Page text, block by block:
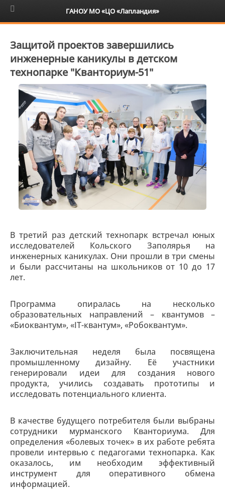
6+
Защитой проектов завершились
инженерные каникулы в детском
технопарке "Кванториум-51"
В третий раз детский технопарк встречал юных
исследователей Кольского Заполярья на
инженерных каникулах. Они прошли в три смены
и были рассчитаны на школьников от 10 до 17
лет.
Программа опиралась на несколько
образовательных направлений – квантумов –
«Биоквантум», «IT-квантум», «Робоквантум».
Заключительная неделя была посвящена
промышленному дизайну. Её участники
генерировали идеи для создания нового
продукта, учились создавать прототипы и
исследовать потенциального клиента.
В качестве будущего потребителя были выбраны
сотрудники мурманского Кванториума. Для
определения «болевых точек» в их работе ребята
провели интервью с педагогами технопарка. Как
оказалось, им необходим эффективный
инструмент для оперативного обмена
информацией.
ГАНОУ МО «ЦО «Лапландия»